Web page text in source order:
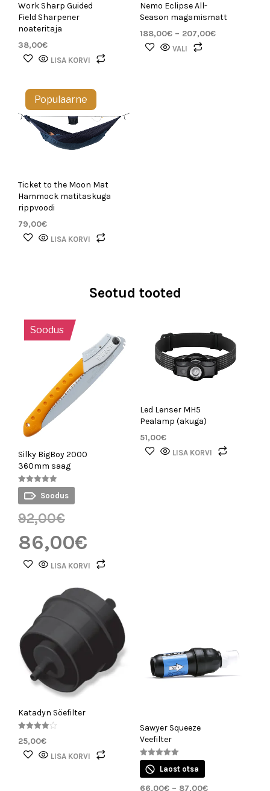
Work Sharp Guided
Field Sharpener
noateritaja
38,00€
LISA KORVI
Nemo Eclipse All-
Season magamismatt
188,00€ – 207,00€
VALI
Populaarne
Ticket to the Moon Mat
Hammock matitaskuga
rippvoodi
79,00€
LISA KORVI
Seotud tooted
Soodus
Silky BigBoy 2000
360mm saag
Hinnanguga
/ 5
Soodus
92,00€
86,00€
LISA KORVI
Led Lenser MH5
Pealamp (akuga)
51,00€
LISA KORVI
Katadyn Söefilter
ga
4.00
/ 5
25,00€
LISA KORVI
Sawyer Squeeze
Veefilter
Hinnanguga
5.00
/ 5
Laost otsa
66,00€ – 87,00€